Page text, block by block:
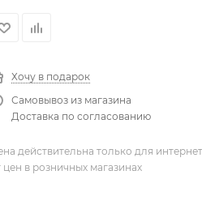
Хочу в подарок
Самовывоз из магазина
Доставка по согласованию
действительна только для
цен в розничных магазинах